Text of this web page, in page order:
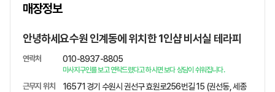
매장정보
안녕하세요수원 인계동에 위치한 1인샵 비서실 테라피
연락처 010-8937-8805
마사지구인를 보고 연락드렸다고 하시면 보다 상담이 쉬워집니다.
근무지 위치
16571 경기 수원시 권선구 효원로256번길 15 (권선동, 세종